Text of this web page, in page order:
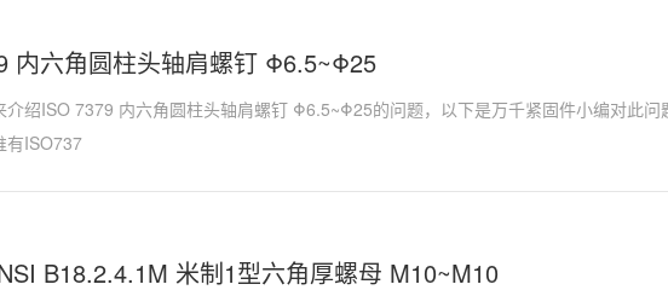
内六角圆柱头轴肩螺钉 Φ6.5~Φ25
介绍ISO 7379 内六角圆柱头轴肩螺钉 Φ6.5~Φ25的问题，以下是万千紧固件小编对此问
有ISO737
B18.2.4.1M 米制1型六角厚螺母 M10~M10